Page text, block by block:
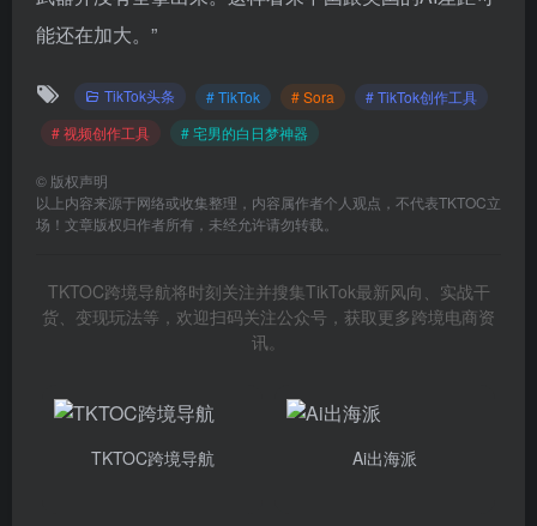
能还在加大。”
TikTok头条 # TikTok # Sora
# TikTok创作工具
# 视频创作工具
# 宅男的白日梦神器
© 版权声明
以上内容来源于网络或收集整理，内容属作者个人观点，不代表TKTOC立
场！文章版权归作者所有，未经允许请勿转载。
TKTOC跨境导航将时刻关注并搜集TikTok最新风向、实战干
货、变现玩法等，欢迎扫码关注公众号，获取更多跨境电商资
讯。
TKTOC跨境导航 Ai出海派